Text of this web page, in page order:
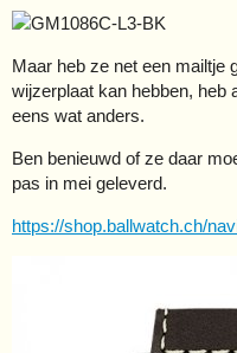
Maar heb ze net een mailtje
wijzerplaat kan hebben, heb
eens wat anders.
Ben benieuwd of ze daar
pas in mei geleverd.
https://shop.ballwatch.ch/